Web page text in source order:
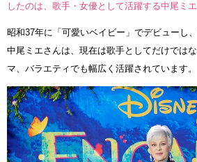
したのは、歌手・女優として活躍する中尾ミエ
昭和37年に「可愛いベイビー」でデビューし
中尾ミエさんは、現在は歌手としてだけでは
マ、バラエティでも幅広く活躍されています。